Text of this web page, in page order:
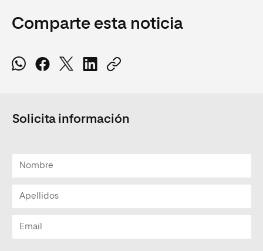
Comparte esta noticia
Solicita información